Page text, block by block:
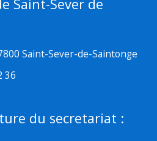
Saint-Sever de
Saint-Sever-de-Saintonge
36
du secretariat :